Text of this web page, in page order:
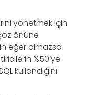
yönetmek için
önüne
eğer olmazsa
%50’ye
kullandığını